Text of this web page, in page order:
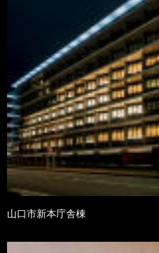
山口市新本庁舎棟